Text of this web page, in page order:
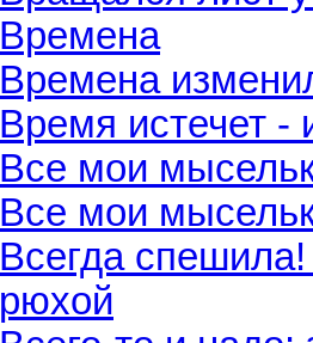
Времена
Времена
Время истечет -
Все мои
Все мои
Всегда
рюхой